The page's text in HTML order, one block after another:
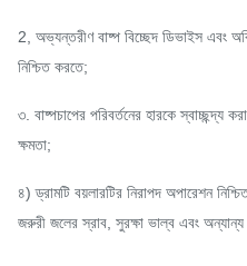
2, অভ্যন্তরীণ বাষ্প বিচ্ছেদ ডিভাইস এবং
নিশ্চিত করতে;
৩. বাষ্পচাপের পরিবর্তনের হারকে স্বাচ্ছন্দ্য
ক্ষমতা;
৪) ড্রামটি বয়লারটির নিরাপদ অপারেশন
জরুরী জলের স্রাব, সুরক্ষা ভাল্ব এবং অন্যান্য